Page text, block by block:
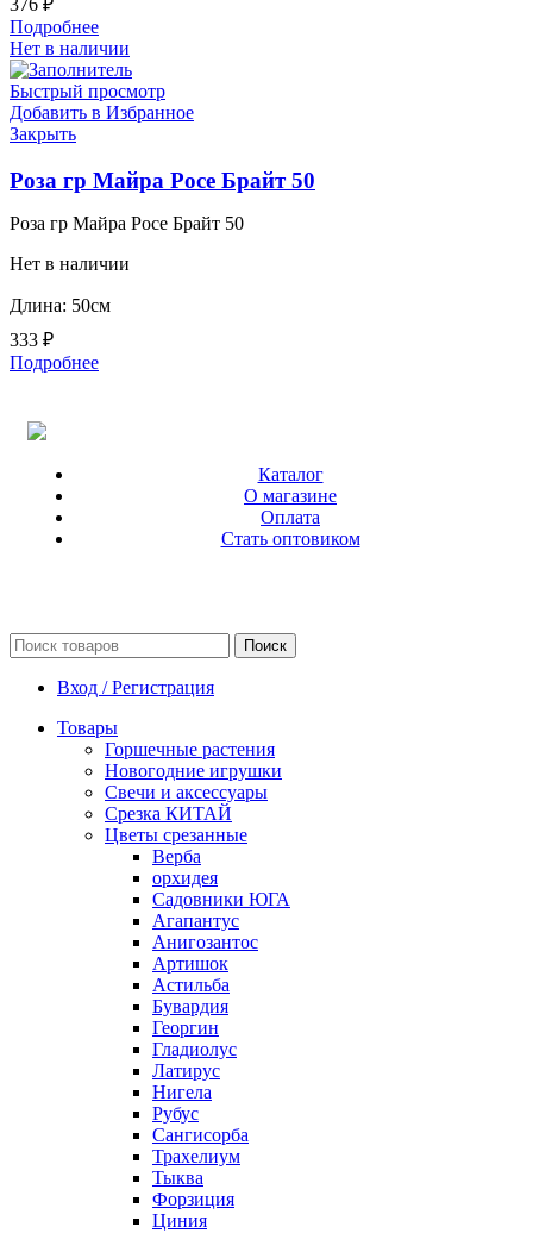
376 ₽
Подробнее
Нет в наличии
Быстрый просмотр
Добавить в Избранное
Закрыть
Роза гр Майра Росе Брайт 50
Роза гр Майра Росе Брайт 50
Нет в наличии
Длина: 50см
333 ₽
Подробнее
Каталог
О магазине
Оплата
Стать оптовиком
Поиск
Вход / Регистрация
Товары
Горшечные растения
Новогодние игрушки
Свечи и аксессуары
Срезка КИТАЙ
Цветы срезанные
Верба
орхидея
Садовники ЮГА
Агапантус
Анигозантос
Артишок
Астильба
Бувардия
Георгин
Гладиолус
Латирус
Нигела
Рубус
Сангисорба
Трахелиум
Тыква
Форзиция
Циния